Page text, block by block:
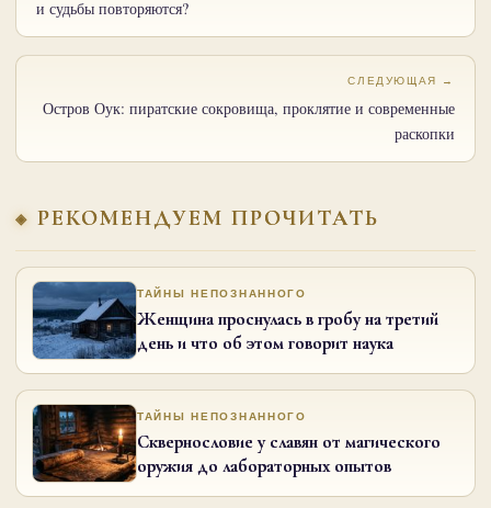
и судьбы повторяются?
СЛЕДУЮЩАЯ →
Остров Оук: пиратские сокровища, проклятие и современные
раскопки
РЕКОМЕНДУЕМ ПРОЧИТАТЬ
ТАЙНЫ НЕПОЗНАННОГО
Женщина проснулась в гробу на третий
день и что об этом говорит наука
ТАЙНЫ НЕПОЗНАННОГО
Сквернословие у славян от магического
оружия до лабораторных опытов